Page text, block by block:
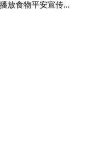
放食物平安宣传...